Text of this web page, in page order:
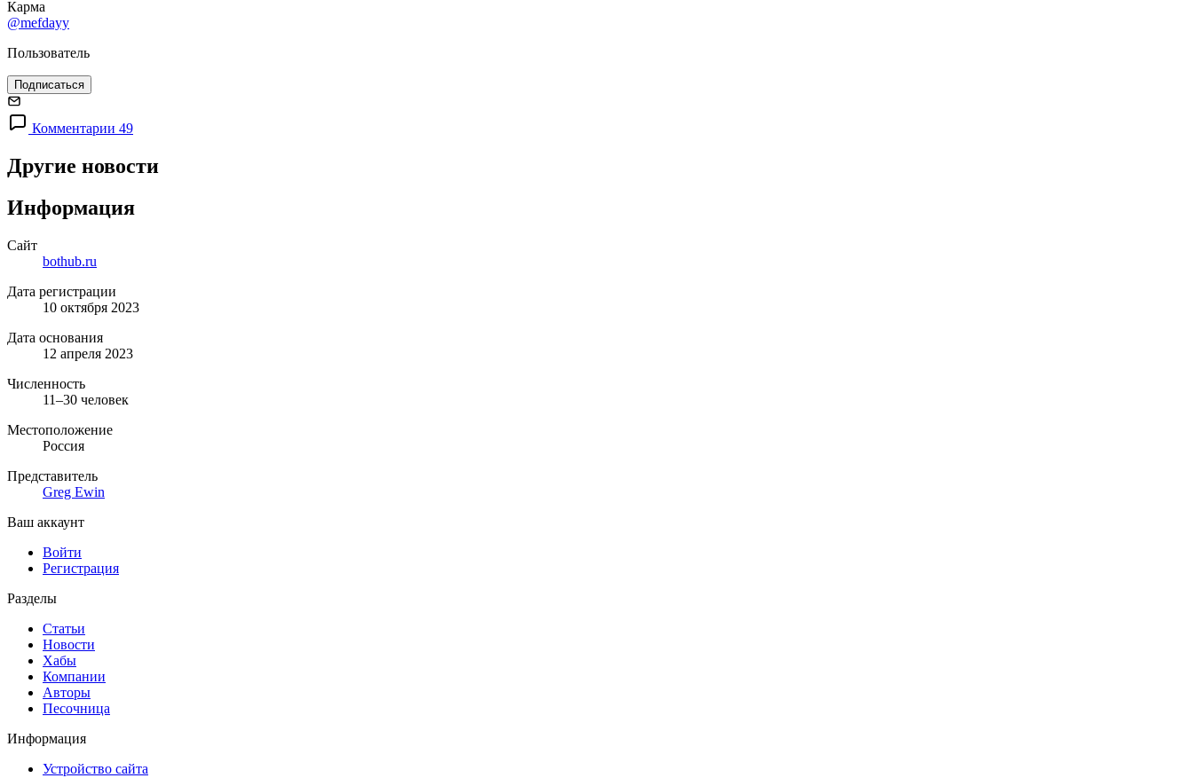
Карма
@mefdayy
Пользователь
Подписаться
Комментарии 49
Другие новости
Информация
Сайт
bothub.ru
Дата регистрации
10 октября 2023
Дата основания
12 апреля 2023
Численность
11–30 человек
Местоположение
Россия
Представитель
Greg Ewin
Ваш аккаунт
Войти
Регистрация
Разделы
Статьи
Новости
Хабы
Компании
Авторы
Песочница
Информация
Устройство сайта